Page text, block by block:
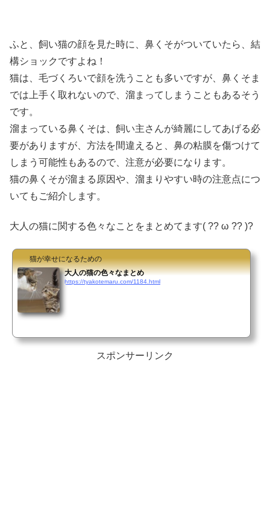
ふと、飼い猫の顔を見た時に、鼻くそがついていたら、結
構ショックですよね！
猫は、毛づくろいで顔を洗うことも多いですが、鼻くそま
では上手く取れないので、溜まってしまうこともあるそう
です。
溜まっている鼻くそは、飼い主さんが綺麗にしてあげる必
要がありますが、方法を間違えると、鼻の粘膜を傷つけて
しまう可能性もあるので、注意が必要になります。
猫の鼻くそが溜まる原因や、溜まりやすい時の注意点につ
いてもご紹介します。
大人の猫に関する色々なことをまとめてます( ?? ω ?? )?
猫が幸せになるための
大人の猫の色々なまとめ
https://tyakotemaru.com/1184.html
スポンサーリンク